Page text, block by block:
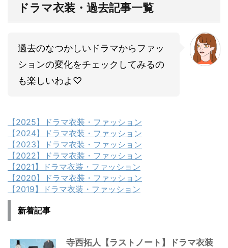
ドラマ衣装・過去記事一覧
過去のなつかしいドラマからファッ
ションの変化をチェックしてみるの
も楽しいわよ♡
【2025】ドラマ衣装・ファッション
【2024】ドラマ衣装・ファッション
【2023】ドラマ衣装・ファッション
【2022】ドラマ衣装・ファッション
【2021】ドラマ衣装・ファッション
【2020】ドラマ衣装・ファッション
【2019】ドラマ衣装・ファッション
新着記事
寺西拓人【ラストノート】ドラマ衣装